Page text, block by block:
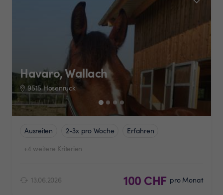
Havaro, Wallach
9515 Hosenruck
Ausreiten 2-3x pro Woche
Erfahren
+4 weitere Kriterien
13.06.2026 100 CHF pro Monat